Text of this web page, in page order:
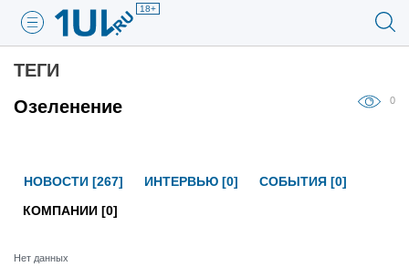
18+
ТЕГИ
Озеленение
0
НОВОСТИ [267] ИНТЕРВЬЮ [0]
СОБЫТИЯ [0]
КОМПАНИИ [0]
Нет данных